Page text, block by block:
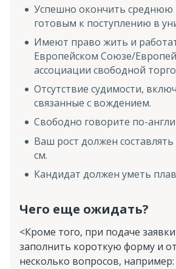
Успешно окончить среднюю
готовым к поступлению в
Имеют право жить и
Европейском Союзе/
ассоциации свободной
Отсутствие судимости,
связанные с вождением.
Свободно говорите по-
Ваш рост должен составлять
см.
Кандидат должен уметь
Чего еще ожидать?
<Кроме того, при подаче
заполнить короткую форму и
несколько вопросов, например: